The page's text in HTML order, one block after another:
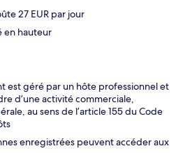
27 EUR par jour
en hauteur
est géré par un hôte professionnel et
d’une activité commerciale,
au sens de l’article 155 du Code
enregistrées peuvent accéder aux